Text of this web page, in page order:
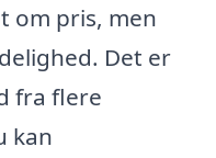
om pris, men
Det er
fra flere
kan